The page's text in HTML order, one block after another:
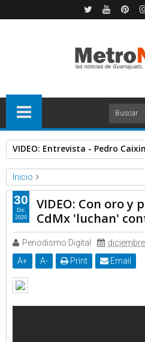
VIDEO: Entrevista - Pedro
Inicio
Milenio
Video
VIDEO: Con oro y plata, joyeros
VIDEO: Con oro y
CdMx 'luchan'
Periodismo Digital
A+ A- Print Email
30
Dic
2020